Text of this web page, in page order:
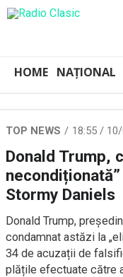
HOME NAȚIONAL
TOP NEWS 18:55 /
Donald Trump,
Stormy Daniels
Donald Trump,
condamnat astăzi la
34 de acuzații de
plățile efectuate către